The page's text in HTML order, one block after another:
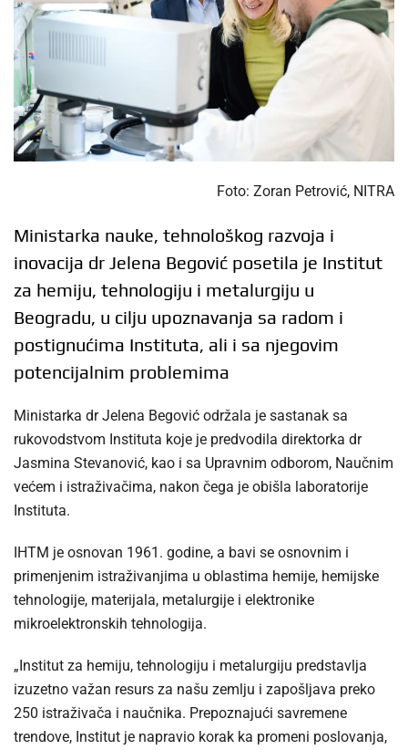
Foto: Zoran Petrović, NITRA
Ministarka nauke, tehnološkog razvoja i
inovacija dr Jelena Begović posetila je Institut
za hemiju, tehnologiju i metalurgiju u
Beogradu, u cilju upoznavanja sa radom i
postignućima Instituta, ali i sa njegovim
potencijalnim problemima
Ministarka dr Jelena Begović održala je sastanak sa
rukovodstvom Instituta koje je predvodila direktorka dr
Jasmina Stevanović, kao i sa Upravnim odborom, Naučnim
većem i istraživačima, nakon čega je obišla laboratorije
Instituta.
IHTM je osnovan 1961. godine, a bavi se osnovnim i
primenjenim istraživanjima u oblastima hemije, hemijske
tehnologije, materijala, metalurgije i elektronike
mikroelektronskih tehnologija.
„Institut za hemiju, tehnologiju i metalurgiju predstavlja
izuzetno važan resurs za našu zemlju i zapošljava preko
250 istraživača i naučnika. Prepoznajući savremene
trendove, Institut je napravio korak ka promeni poslovanja,